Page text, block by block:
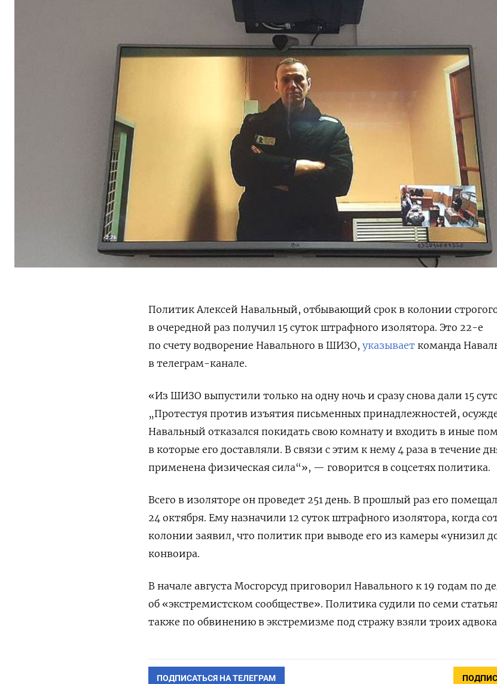
Политик Алексей Навальный, отбывающий срок в колонии
в очередной раз получил 15 суток штрафного изолятора. Это 22-е
по счету водворение Навального в ШИЗО, указывает команда
в телеграм-канале.
«Из ШИЗО выпустили только на одну ночь и сразу снова дали 15
„Протестуя против изъятия письменных принадлежностей,
Навальный отказался покидать свою комнату и входить в иные
в которые его доставляли. В связи с этим к нему 4 раза в течение
применена физическая сила“», — говорится в соцсетях политика.
Всего в изоляторе он проведет 251 день. В прошлый раз его
24 октября. Ему назначили 12 суток штрафного изолятора, когда
колонии заявил, что политик при выводе его из камеры «унизил
конвоира.
В начале августа Мосгорсуд приговорил Навального к 19 годам по
об «экстремистском сообществе». Политика судили по семи
также по обвинению в экстремизме под стражу взяли троих
ПОДПИСАТЬСЯ НА ТЕЛЕГРАМ